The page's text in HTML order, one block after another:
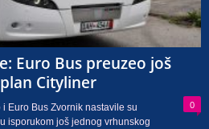
Euro Bus preuzeo još
Cityliner
0
Euro Bus Zvornik nastavile su
isporukom još jednog vrhunskog